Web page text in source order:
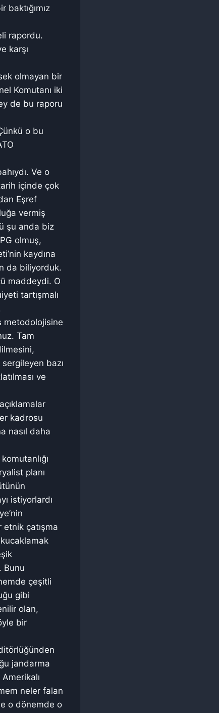
baktığımız
rapordu.
karşı
olmayan bir
Komutanı iki
de bu raporu
o bu
Ve o
içinde çok
Eşref
vermiş
şu anda biz
olmuş,
kaydına
da biliyorduk.
maddeydi. O
tartışmalı
metodolojisine
Tam
sergileyen bazı
ve
kadrosu
nasıl daha
planı
istiyorlardı
çatışma
Bunu
çeşitli
gibi
olan,
bir
jandarma
neler falan
o dönemde o